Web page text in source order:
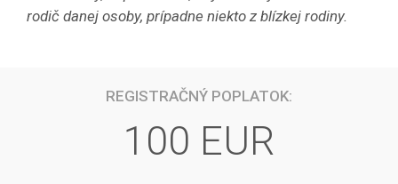
rodič danej osoby, prípadne niekto z blízkej rodiny.
REGISTRAČNÝ POPLATOK:
100 EUR